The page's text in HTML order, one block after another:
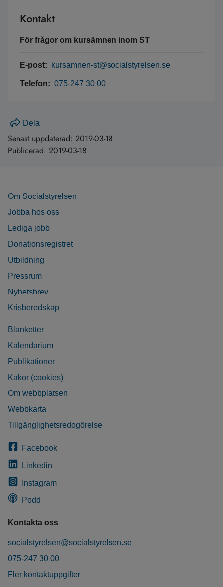
Kontakt
För frågor om kursämnen inom ST
E-post: kursamnen-st@socialstyrelsen.se
Telefon: 075-247 30 00
Dela
Senast uppdaterad: 2019-03-18
Publicerad: 2019-03-18
Om Socialstyrelsen
Jobba hos oss
Lediga jobb
Donationsregistret
Utbildning
Pressrum
Nyhetsbrev
Krisberedskap
Blanketter
Kalendarium
Publikationer
Kakor (cookies)
Om webbplatsen
Webbkarta
Tillgänglighetsredogörelse
Facebook
Linkedin
Instagram
Podd
Kontakta oss
socialstyrelsen@socialstyrelsen.se
075-247 30 00
Fler kontaktuppgifter